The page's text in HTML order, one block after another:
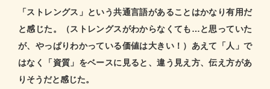
「ストレングス」という共通言語があることはかなり有用だ
と感じた。（ストレングスがわからなくても…と思っていた
が、やっぱりわかっている価値は大きい！）あえて「人」で
はなく「資質」をベースに見ると、違う見え方、伝え方があ
りそうだと感じた。